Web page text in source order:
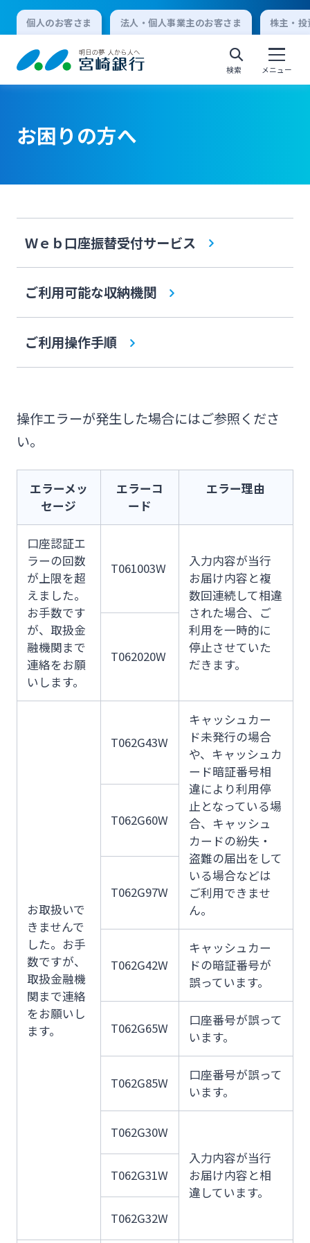
個人のお客さま 法人・個人事業主のお客さま 株主・
検索 メニュー
個人向けインターネットバンキング
ログオン
法人向けインターネットバンキング
みやぎんMikatanoシリーズ
個人のお客さま
法人・個人事業主のお客さま
株主・投資家の皆さま
お困りの方へ
Ｗｅｂ口座振替受付サービス
ご利用可能な収納機関
ご利用操作手順
操作エラーが発生した場合にはご参照くださ
い。
エラーメッ
セージ
エラーコ
ード
エラー理由
口座認証エ
ラーの回数
が上限を超
えました。
お手数です
が、取扱金
融機関まで
連絡をお願
いします。
T061003W
入力内容が当行
お届け内容と複
数回連続して相違
された場合、ご
利用を一時的に
停止させていた
だきます。
T062020W
お取扱いで
きませんで
した。お手
数ですが、
取扱金融機
関まで連絡
をお願いし
ます。
T062G43W
キャッシュカー
ド未発行の場合
や、キャッシュカ
ード暗証番号相
違により利用停
止となっている場
合、キャッシュ
カードの紛失・
盗難の届出をして
いる場合などは
ご利用できませ
ん。
T062G60W
T062G97W
T062G42W
キャッシュカー
ドの暗証番号が
誤っています。
T062G65W
口座番号が誤って
います。
T062G85W
口座番号が誤って
います。
T062G30W
入力内容が当行
お届け内容と相
違しています。
T062G31W
T062G32W